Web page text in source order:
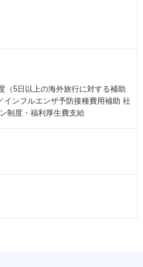
（5日以上の海外旅行に対する補助
ンフルエンザ予防接種費用補助 社
制度・福利厚生費支給